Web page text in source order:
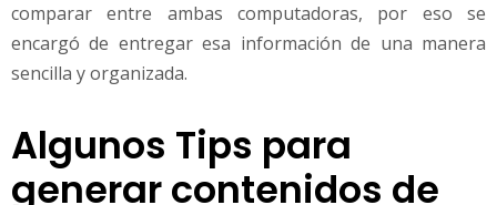
comparar entre ambas computadoras, por eso se
encargó de entregar esa información de una manera
sencilla y organizada.
Algunos Tips para
generar contenidos de